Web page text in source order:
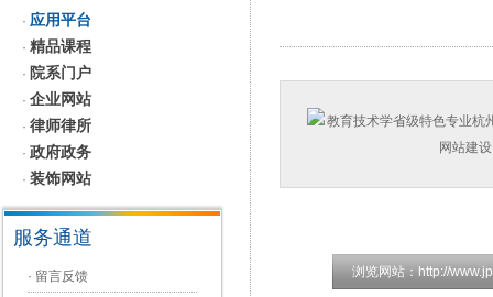
· 应用平台
· 精品课程
· 院系门户
· 企业网站
· 律师律所
· 政府政务
· 装饰网站
服务通道
· 留言反馈
浏览网站： http://